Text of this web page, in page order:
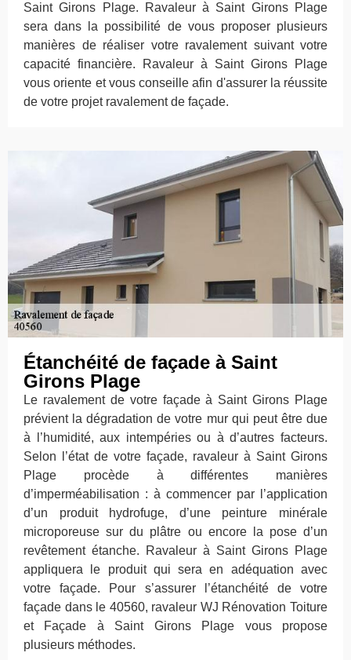
Saint Girons Plage. Ravaleur à Saint Girons Plage
sera dans la possibilité de vous proposer plusieurs
manières de réaliser votre ravalement suivant votre
capacité financière. Ravaleur à Saint Girons Plage
vous oriente et vous conseille afin d'assurer la réussite
de votre projet ravalement de façade.
Étanchéité de façade à Saint
Girons Plage
Le ravalement de votre façade à Saint Girons Plage
prévient la dégradation de votre mur qui peut être due
à l’humidité, aux intempéries ou à d’autres facteurs.
Selon l’état de votre façade, ravaleur à Saint Girons
Plage procède à différentes manières
d’imperméabilisation : à commencer par l’application
d’un produit hydrofuge, d’une peinture minérale
microporeuse sur du plâtre ou encore la pose d’un
revêtement étanche. Ravaleur à Saint Girons Plage
appliquera le produit qui sera en adéquation avec
votre façade. Pour s’assurer l’étanchéité de votre
façade dans le 40560, ravaleur WJ Rénovation Toiture
et Façade à Saint Girons Plage vous propose
plusieurs méthodes.